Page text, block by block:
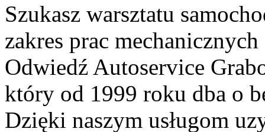
Szukasz warsztatu
zakres prac
Odwiedź Autoservice
który od 1999 roku dba o
Dzięki naszym usługom